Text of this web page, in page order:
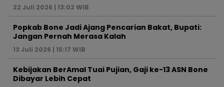
22 Juli 2026 | 13:02 WIB
Popkab Bone Jadi Ajang Pencarian Bakat, Bupati:
Jangan Pernah Merasa Kalah
13 Juli 2026 | 15:17 WIB
Kebijakan BerAmal Tuai Pujian, Gaji ke-13 ASN Bone
Dibayar Lebih Cepat